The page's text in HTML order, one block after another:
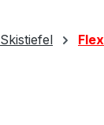
Skistiefel Flex